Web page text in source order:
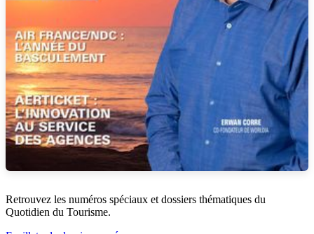
Retrouvez les numéros spéciaux et dossiers thématiques du
Quotidien du Tourisme.